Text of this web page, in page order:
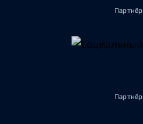
Партнёр
Партнёр